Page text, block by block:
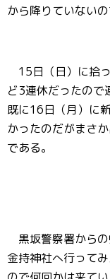
から降りていない
15日（日）に拾
ど3連休だったので
既に16日（月）に
かったのだがまさ
である。
黒坂警察署から
金持神社へ行って